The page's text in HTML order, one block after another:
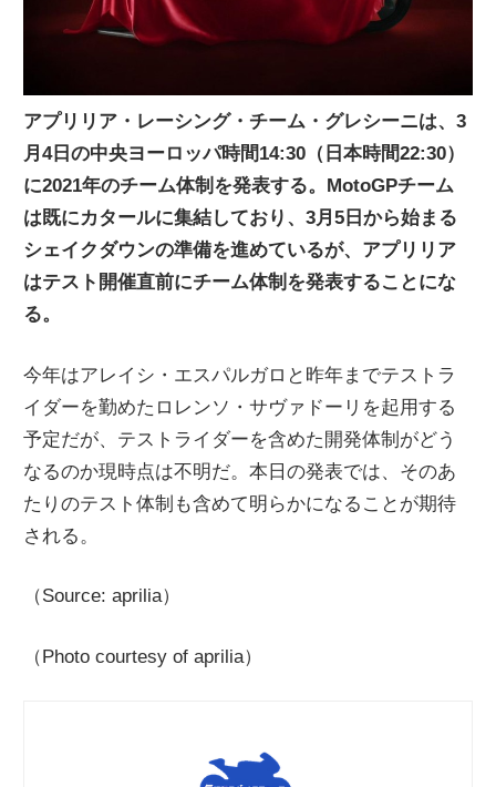
ス
アプリリア・レーシング・チーム・グレシーニは、3
月4日の中央ヨーロッパ時間14:30（日本時間22:30）
に2021年のチーム体制を発表する。MotoGPチーム
は既にカタールに集結しており、3月5日から始まる
シェイクダウンの準備を進めているが、アプリリア
はテスト開催直前にチーム体制を発表することにな
る。
今年はアレイシ・エスパルガロと昨年までテストラ
イダーを勤めたロレンソ・サヴァドーリを起用する
予定だが、テストライダーを含めた開発体制がどう
なるのか現時点は不明だ。本日の発表では、そのあ
たりのテスト体制も含めて明らかになることが期待
される。
（Source: aprilia）
（Photo courtesy of aprilia）